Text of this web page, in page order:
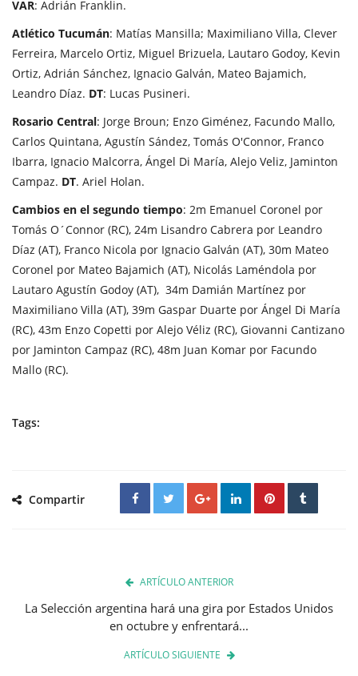
VAR: Adrián Franklin.
Atlético Tucumán: Matías Mansilla; Maximiliano Villa, Clever
Ferreira, Marcelo Ortiz, Miguel Brizuela, Lautaro Godoy, Kevin
Ortiz, Adrián Sánchez, Ignacio Galván, Mateo Bajamich,
Leandro Díaz. DT: Lucas Pusineri.
Rosario Central: Jorge Broun; Enzo Giménez, Facundo Mallo,
Carlos Quintana, Agustín Sández, Tomás O'Connor, Franco
Ibarra, Ignacio Malcorra, Ángel Di María, Alejo Veliz, Jaminton
Campaz. DT. Ariel Holan.
Cambios en el segundo tiempo: 2m Emanuel Coronel por
Tomás O´Connor (RC), 24m Lisandro Cabrera por Leandro
Díaz (AT), Franco Nicola por Ignacio Galván (AT), 30m Mateo
Coronel por Mateo Bajamich (AT), Nicolás Laméndola por
Lautaro Agustín Godoy (AT), 34m Damián Martínez por
Maximiliano Villa (AT), 39m Gaspar Duarte por Ángel Di María
(RC), 43m Enzo Copetti por Alejo Véliz (RC), Giovanni Cantizano
por Jaminton Campaz (RC), 48m Juan Komar por Facundo
Mallo (RC).
Tags:
Compartir
ARTÍCULO ANTERIOR
La Selección argentina hará una gira por Estados Unidos
en octubre y enfrentará...
ARTÍCULO SIGUIENTE